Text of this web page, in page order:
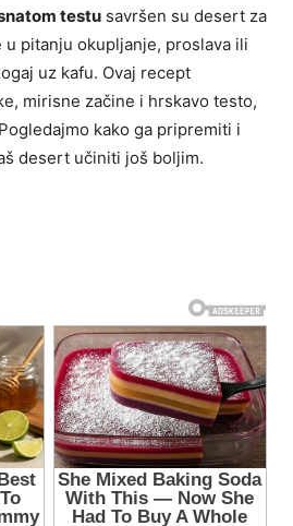
testu savršen su desert za
pitanju okupljanje, proslava ili
uz kafu. Ovaj recept
mirisne začine i hrskavo testo,
kako ga pripremiti i
desert učiniti još boljim.